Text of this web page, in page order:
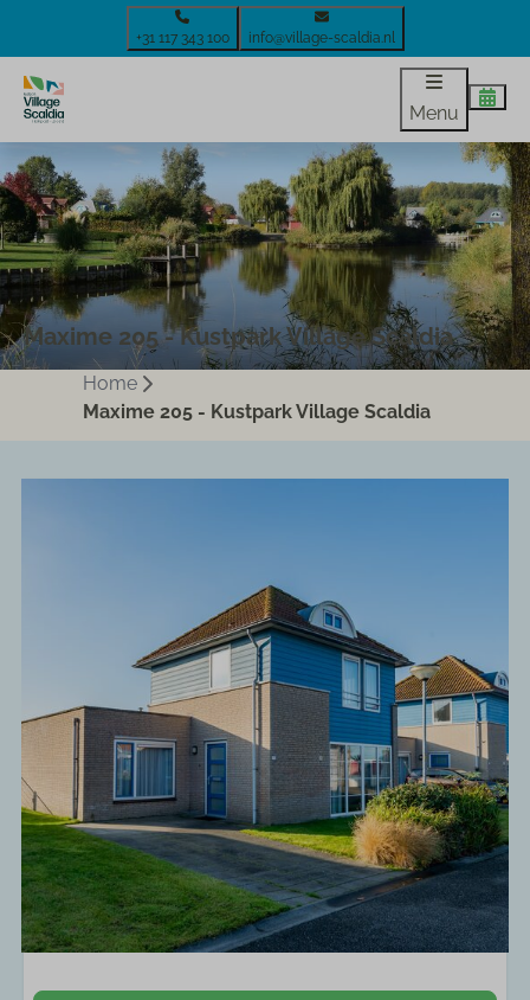
+31 117 343 100 info@village-scaldia.nl
Menu
Maxime 205 - Kustpark Village Scaldia
Home
Maxime 205 - Kustpark Village Scaldia